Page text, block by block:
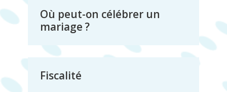
Où peut-on célébrer un
mariage ?
Fiscalité